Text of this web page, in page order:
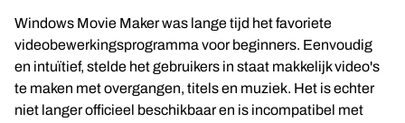
Windows Movie Maker was lange tijd het favoriete
videobewerkingsprogramma voor beginners. Eenvoudig
en intuïtief, stelde het gebruikers in staat makkelijk video's
te maken met overgangen, titels en muziek. Het is echter
niet langer officieel beschikbaar en is incompatibel met